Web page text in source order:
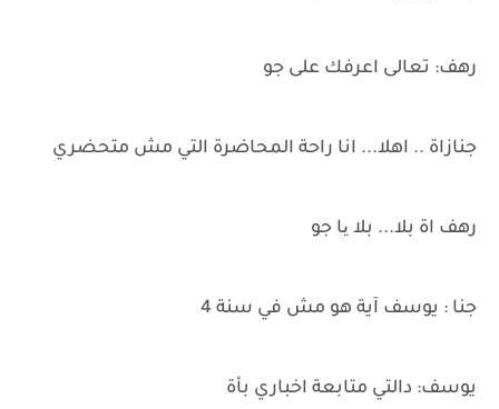
رهف: تعالى اعرفك على جو
جنازاة .. اهلا... انا راحة المحاضرة التي مش متحضري
رهف اة بلا... بلا یا جو
جنا : يوسف آية هو مش في سنة 4
يوسف: دالتي متابعة اخباري بأة